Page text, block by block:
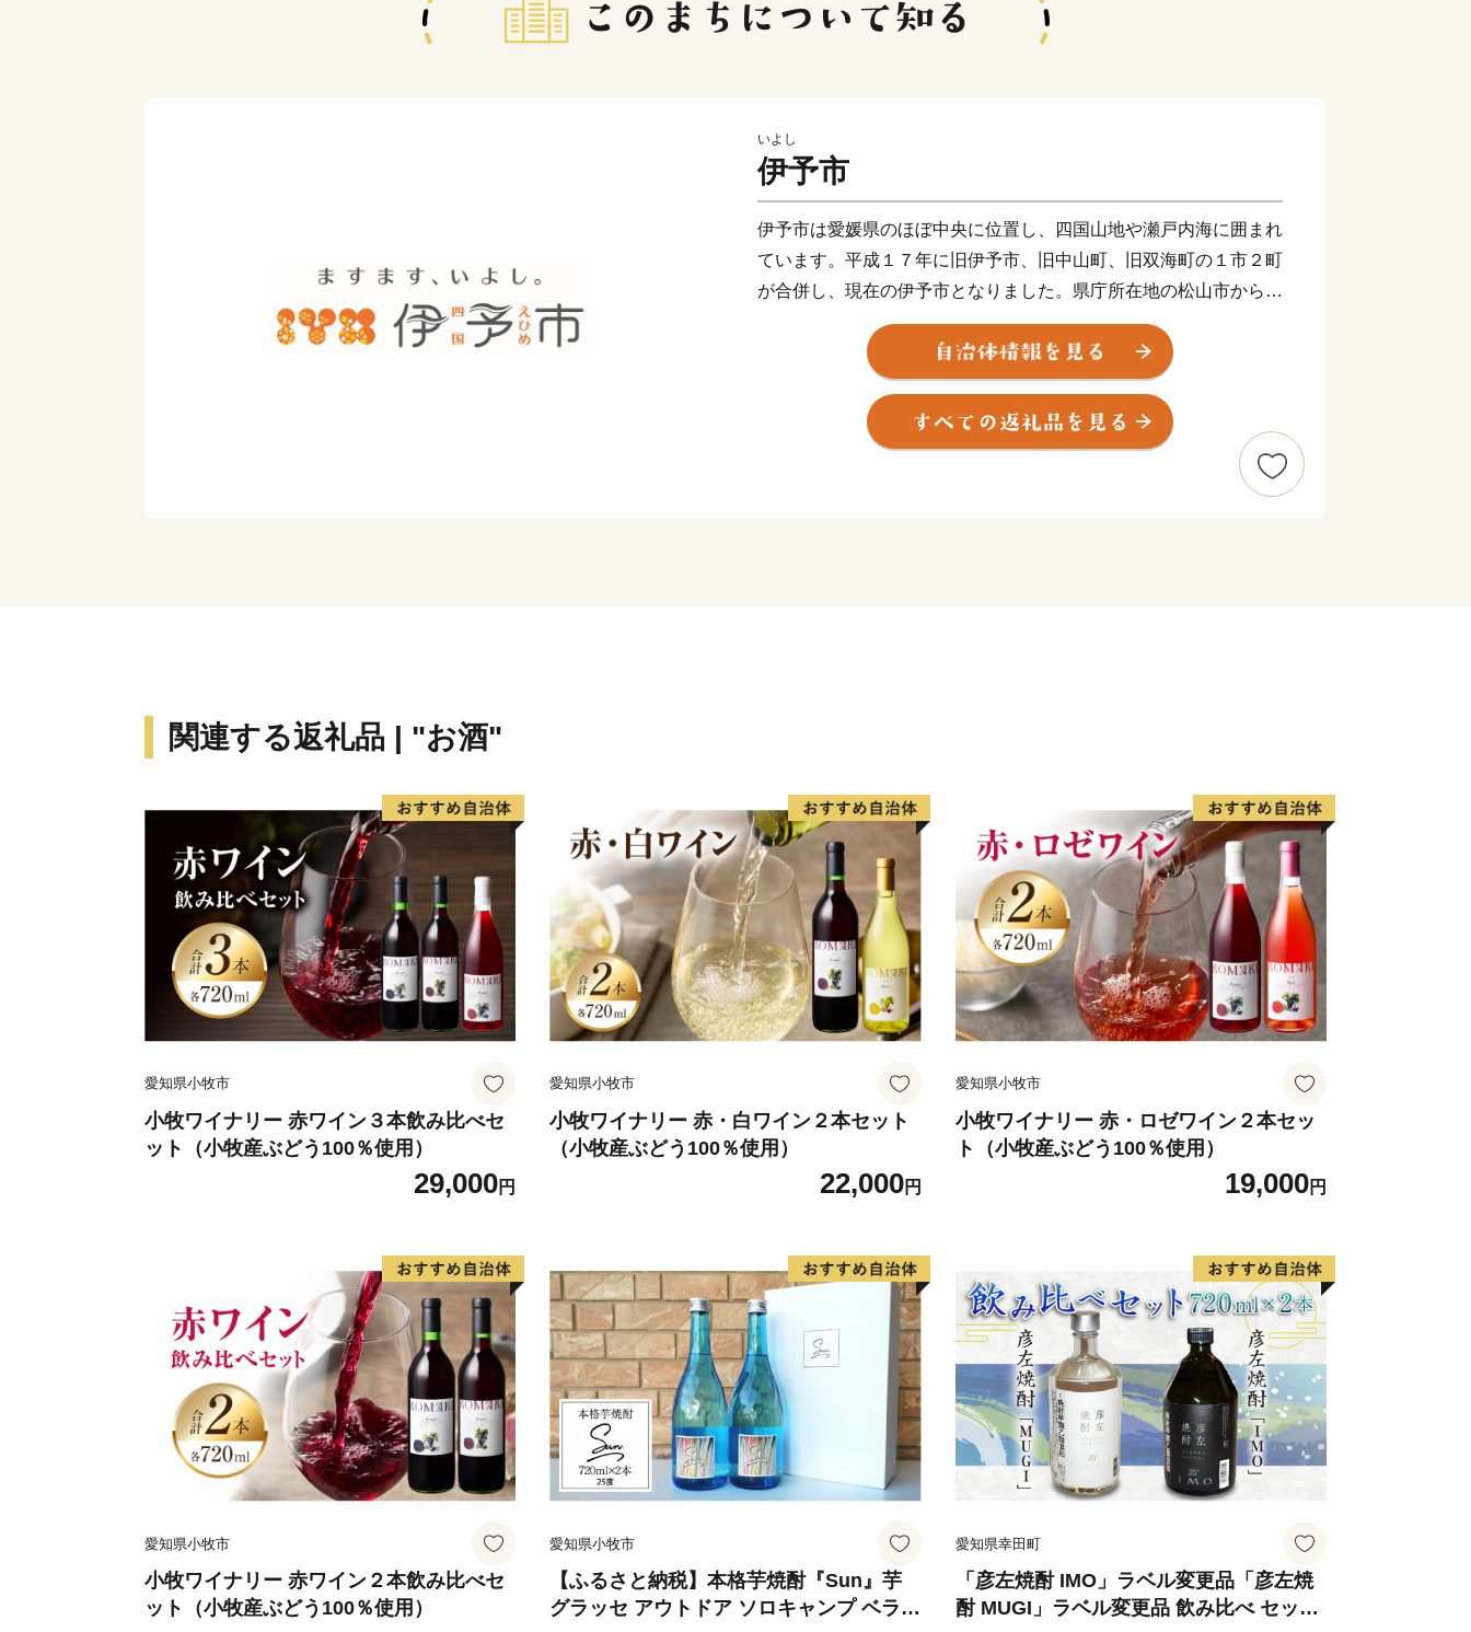
いよし
伊予市
伊予市は愛媛県のほぼ中央に位置し、四国山地や瀬戸内海に囲まれ
ています。平成１７年に旧伊予市、旧中山町、旧双海町の１市２町
が合併し、現在の伊予市となりました。県庁所在地の松山市からも
近く、松山空港から車で２５分ほど。アクセスも良く住みやすいま
伊予市の中心地郡中（ぐんちゅう）は商人の町として栄え、大手の
鰹節企業の工場や、小さな乾物商店までそろう出汁文化のまちで
す。８月に開催される伊予彩（いよさい）まつりでは県下でも有数
の中、手作りの工芸品や加工食品が製造されており、職人たちが住
む「クラフト」のまちです。
伊予市の西部の海岸線沿いを中心に広がる双海町は、「しずむ夕日
が立ち止まる町」として、伊予灘に沈む美しい夕日を活かしたまち
づくりに取り組んできました。水産業が盛んな地域で、中でも下灘
漁港で水揚げされるハモが有名です。他にタイ、サワラ、マナガツ
オ、イワシなどの様々な魚介類が水揚げされています。双海町には
して知られ、度々テレビで紹介される有名観光地となった下灘駅が
あり、夏を中心として多くの方でにぎわっています。
三者三様の風土、文化が融和する伊予市にぜひ一度お越しくださ
関連する返礼品 | "お酒"
愛知県小牧市
小牧ワイナリー 赤ワイン３本飲み比べセ
ット（小牧産ぶどう100％使用）
29,000円
愛知県小牧市
小牧ワイナリー 赤・白ワイン２本セット
（小牧産ぶどう100％使用）
22,000円
愛知県小牧市
小牧ワイナリー 赤・ロゼワイン２本セッ
ト（小牧産ぶどう100％使用）
19,000円
愛知県小牧市
小牧ワイナリー 赤ワイン２本飲み比べセ
ット（小牧産ぶどう100％使用）
愛知県小牧市
【ふるさと納税】本格芋焼酎『Sun』芋
グラッセ アウトドア ソロキャンプ ベラン
愛知県幸田町
「彦左焼酎 IMO」ラベル変更品「彦左焼
酎 MUGI」ラベル変更品 飲み比べ セット